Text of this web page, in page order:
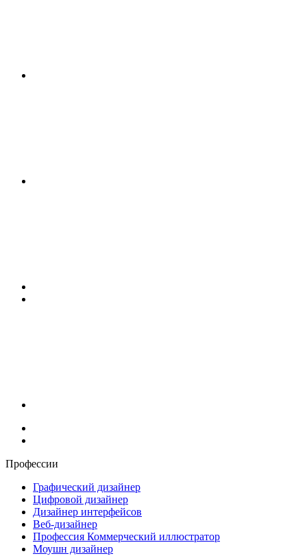
Профессии
Графический дизайнер
Цифровой дизайнер
Дизайнер интерфейсов
Веб-дизайнер
Профессия Коммерческий иллюстратор
Моушн дизайнер